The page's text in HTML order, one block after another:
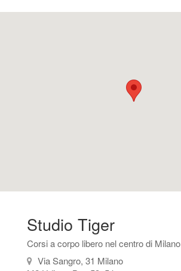
Studio Tiger
Corsi a corpo libero nel centro di Milano
Via Sangro, 31 Milano